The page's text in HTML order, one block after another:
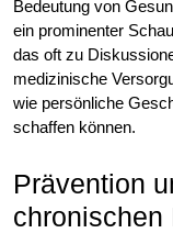
Bedeutung von
ein prominenter
das oft zu
medizinische
wie persönliche
schaffen können.
Prävention
chronischen